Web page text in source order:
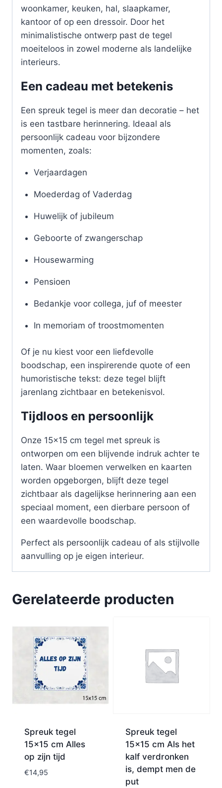
woonkamer, keuken, hal, slaapkamer,
kantoor of op een dressoir. Door het
minimalistische ontwerp past de tegel
moeiteloos in zowel moderne als landelijke
interieurs.
Een cadeau met betekenis
Een spreuk tegel is meer dan decoratie – het
is een tastbare herinnering. Ideaal als
persoonlijk cadeau voor bijzondere
momenten, zoals:
Verjaardagen
Moederdag of Vaderdag
Huwelijk of jubileum
Geboorte of zwangerschap
Housewarming
Pensioen
Bedankje voor collega, juf of meester
In memoriam of troostmomenten
Of je nu kiest voor een liefdevolle
boodschap, een inspirerende quote of een
humoristische tekst: deze tegel blijft
jarenlang zichtbaar en betekenisvol.
Tijdloos en persoonlijk
Onze 15×15 cm tegel met spreuk is
ontworpen om een blijvende indruk achter te
laten. Waar bloemen verwelken en kaarten
worden opgeborgen, blijft deze tegel
zichtbaar als dagelijkse herinnering aan een
speciaal moment, een dierbare persoon of
een waardevolle boodschap.
Perfect als persoonlijk cadeau of als stijlvolle
aanvulling op je eigen interieur.
Gerelateerde producten
Spreuk tegel
15×15 cm Alles
op zijn tijd
€14,95
Spreuk tegel
15×15 cm Als het
kalf verdronken
is, dempt men de
put